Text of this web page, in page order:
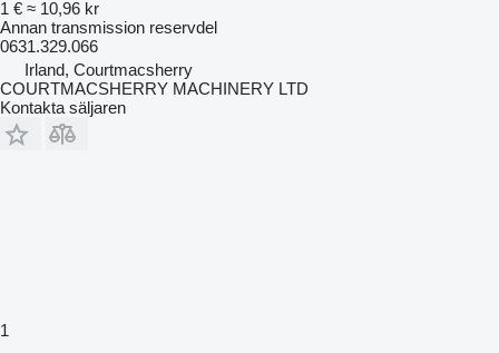
1 € ≈ 10,96 kr
Annan transmission reservdel
0631.329.066
Irland, Courtmacsherry
COURTMACSHERRY MACHINERY LTD
Kontakta säljaren
1